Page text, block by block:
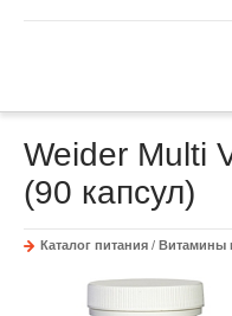
Weider Multi
(90 капсул)
Каталог питания / Витамины